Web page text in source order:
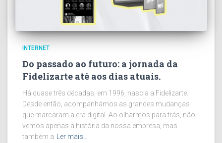
INTERNET
Do passado ao futuro: a jornada da
Fidelizarte até aos dias atuais.
Há quase três décadas, em 1996, nascia a Fidelizarte.
Desde então, acompanhámos as grandes mudanças
que marcaram a era digital. Ao olharmos para trás, não
vemos apenas a história da nossa empresa, mas
também a Ler mais…